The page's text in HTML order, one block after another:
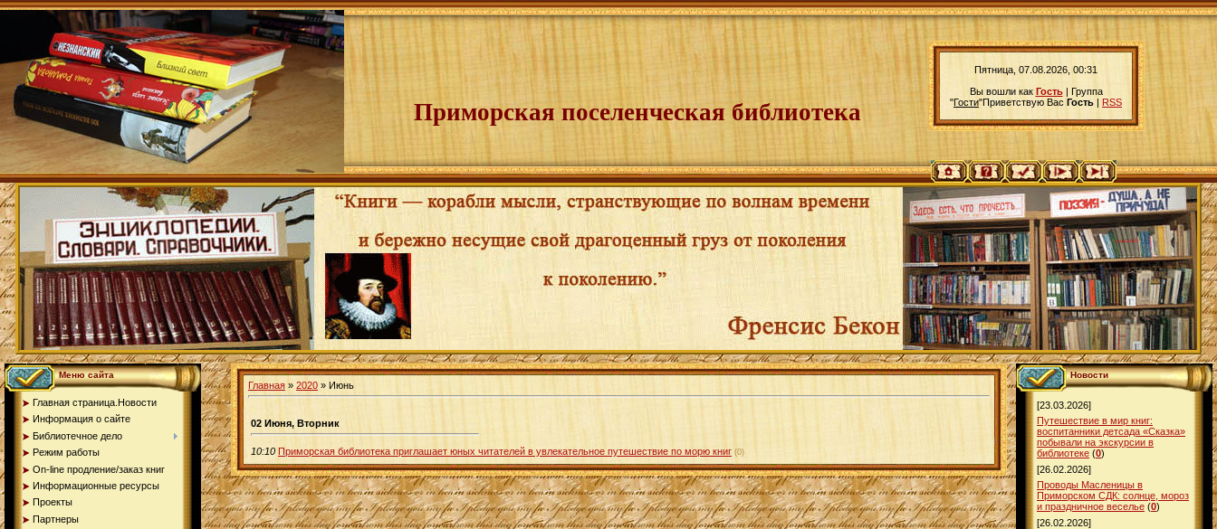
Пятница, 07.08.2026, 00:31
Вы вошли как Гость| Группа
"Гости"Приветствую Вас Гость | RSS
Приморская поселенческая библиотека
Меню сайта
Главная страница.Новости
Информация о сайте
Библиотечное дело
Режим работы
On-line продление/заказ книг
Информационные ресурсы
Проекты
Партнеры
Главная » 2020 » Июнь
02 Июня, Вторник
10:10 Приморская библиотека приглашает юных читателей в увлекательное путешествие по морю книг (0)
Новости
[23.03.2026]
Путешествие в мир книг:
воспитанники детсада «Сказка»
побывали на экскурсии в
библиотеке (0)
[26.02.2026]
Проводы Масленицы в
Приморском СДК: солнце, мороз
и праздничное веселье (0)
[26.02.2026]